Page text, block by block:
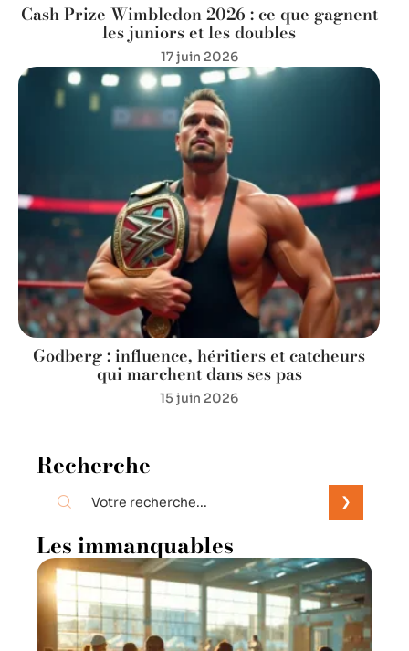
Cash Prize Wimbledon 2026 : ce que gagnent
les juniors et les doubles
17 juin 2026
Godberg : influence, héritiers et catcheurs
qui marchent dans ses pas
15 juin 2026
Recherche
Les immanquables